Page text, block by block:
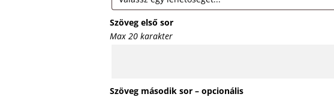
Szöveg első sor
Max 20 karakter
Szöveg második sor – opcionális